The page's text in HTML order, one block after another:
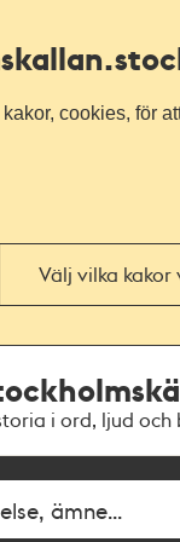
cookies, för
Välj vilka
i ord, ljud och